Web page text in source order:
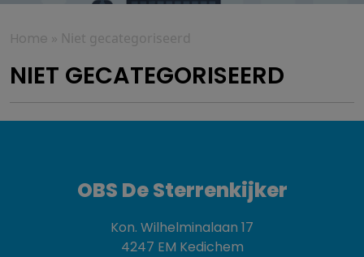
Home » Niet gecategoriseerd
NIET GECATEGORISEERD
OBS De Sterrenkijker
Kon. Wilhelminalaan 17
4247 EM Kedichem